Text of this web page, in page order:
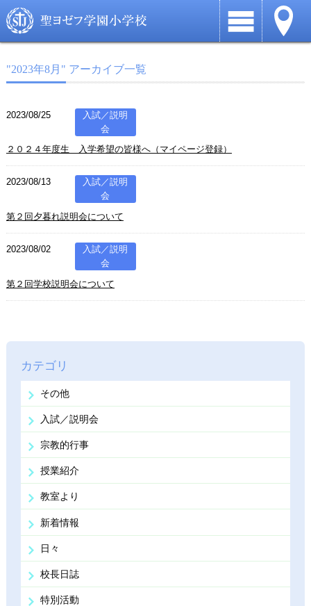
"2023年8月" アーカイブ一覧
2023/08/25
入試／説明
会
２０２４年度生 入学希望の皆様へ（マイページ登録）
2023/08/13
入試／説明
会
第２回夕暮れ説明会について
2023/08/02
入試／説明
会
第２回学校説明会について
カテゴリ
その他
入試／説明会
宗教的行事
授業紹介
教室より
新着情報
日々
校長日誌
特別活動